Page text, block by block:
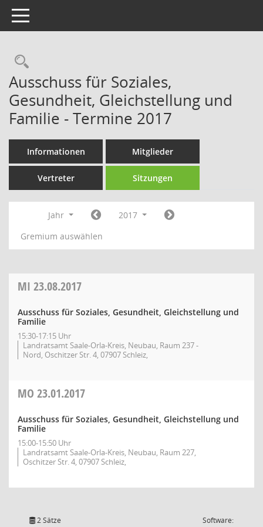
Toggle navigation
Rechercheauswahl
Ausschuss für Soziales,
Gesundheit, Gleichstellung und
Familie - Termine 2017
Informationen Mitglieder
Vertreter Sitzungen
Jahr
2017
Gremium auswählen
MI 23.08.2017
Ausschuss für Soziales, Gesundheit, Gleichstellung und
Familie
15:30-17:15 Uhr
Landratsamt Saale-Orla-Kreis, Neubau, Raum 237 -
Nord, Oschitzer Str. 4, 07907 Schleiz,
MO 23.01.2017
Ausschuss für Soziales, Gesundheit, Gleichstellung und
Familie
15:00-15:50 Uhr
Landratsamt Saale-Orla-Kreis, Neubau, Raum 227,
Oschitzer Str. 4, 07907 Schleiz,
2 Sätze
Software: